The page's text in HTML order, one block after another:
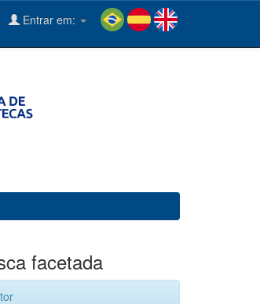
Entrar em:
facetada